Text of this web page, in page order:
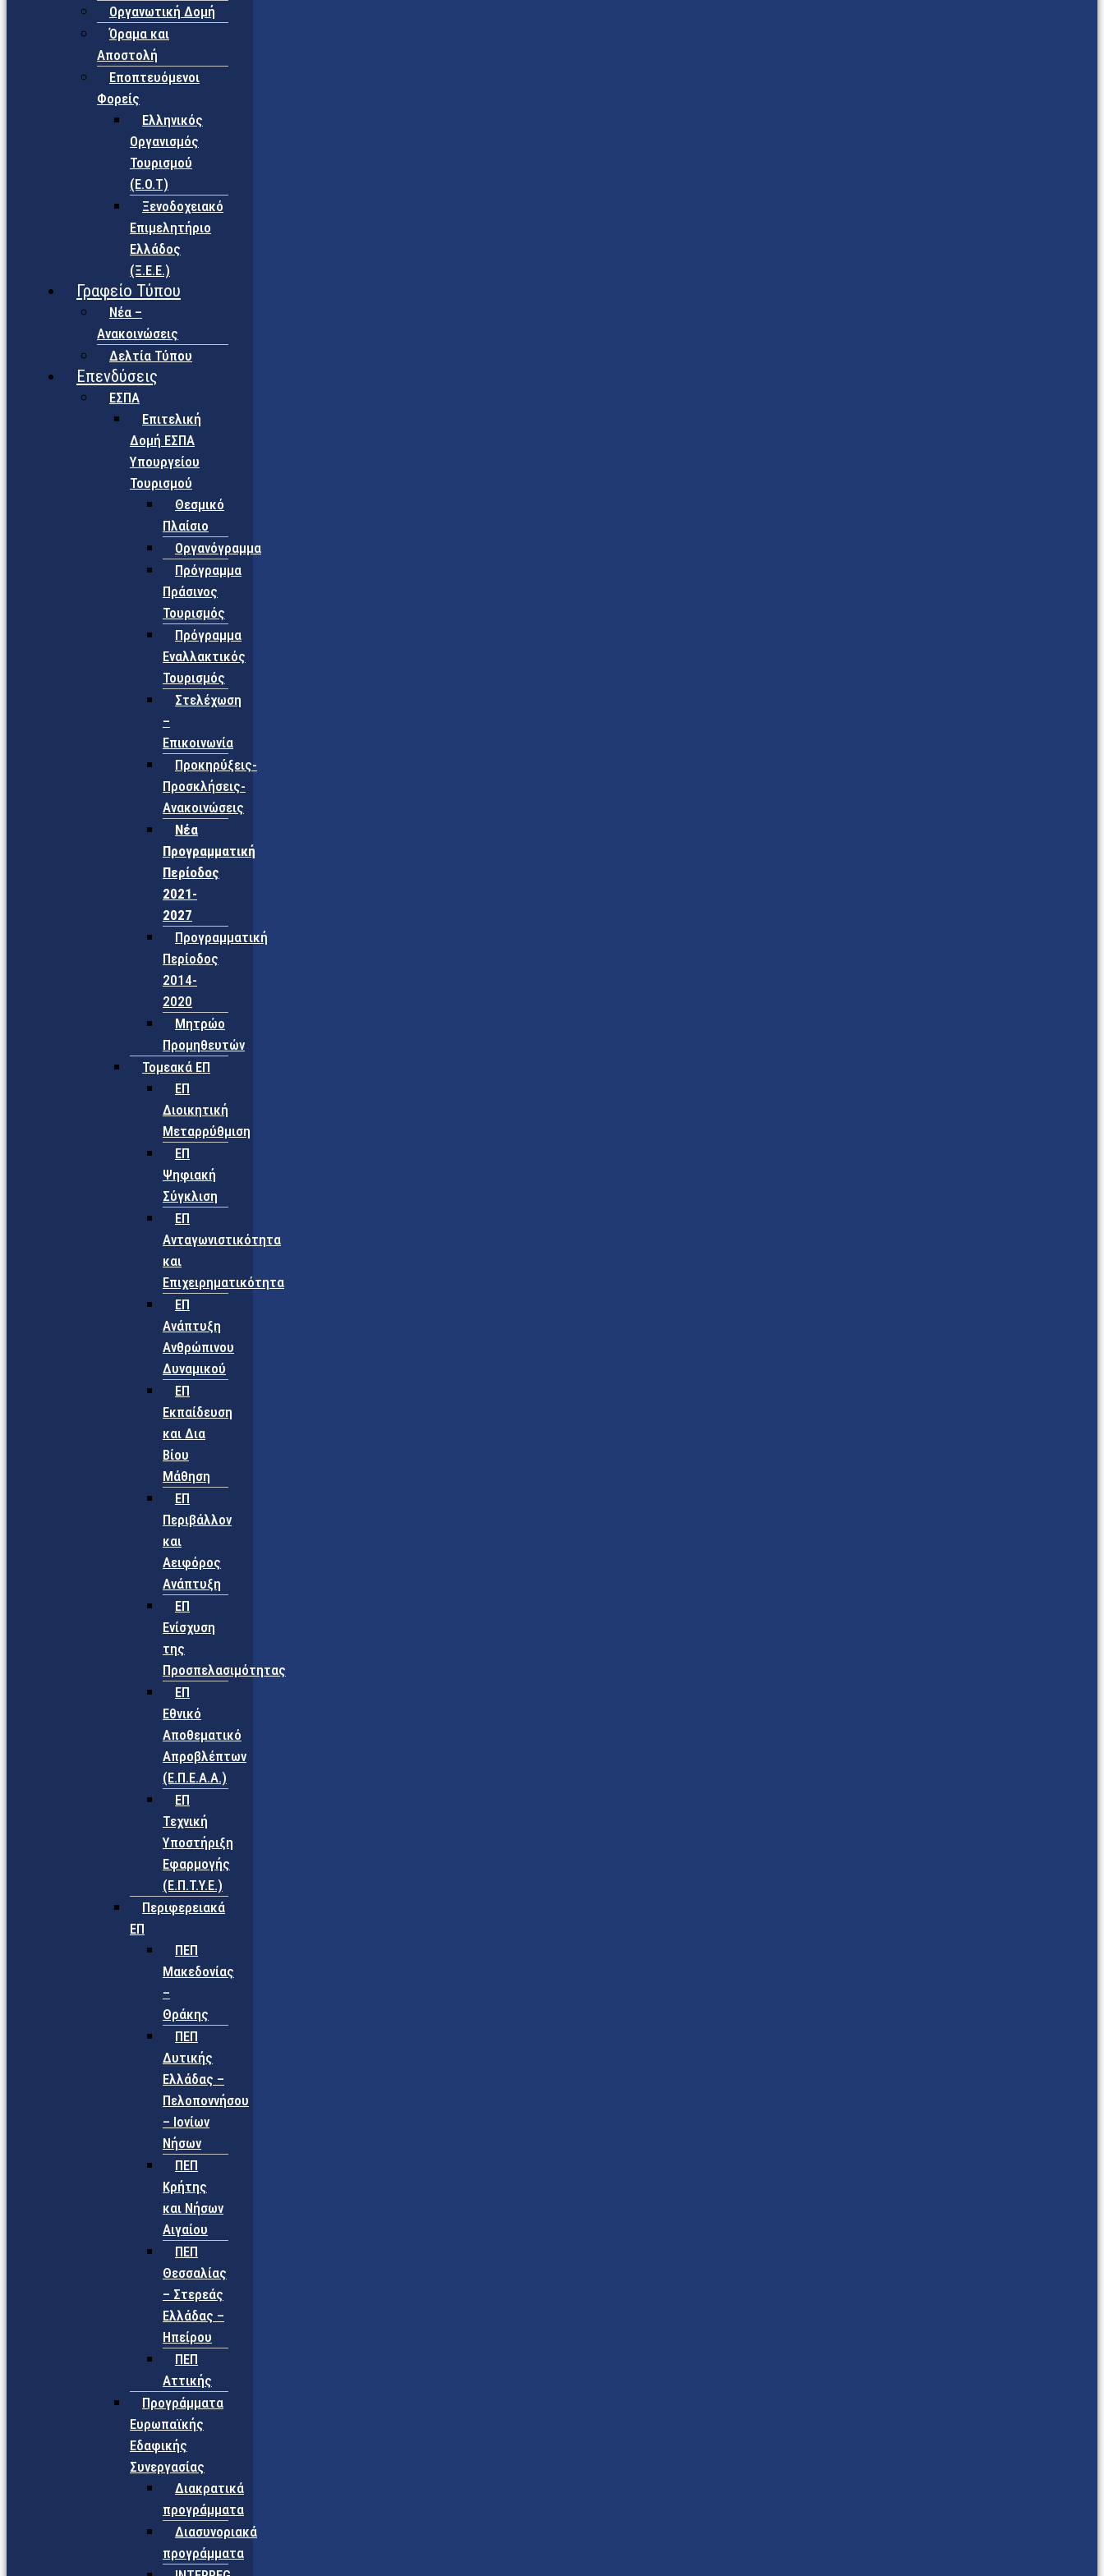
Οργανωτική Δομή
Όραμα και
Αποστολή
Εποπτευόμενοι
Φορείς
Eλληνικός
Οργανισμός
Τουρισμού
(Ε.Ο.Τ)
Ξενοδοχειακό
Επιμελητήριο
Ελλάδος
(Ξ.Ε.Ε.)
Γραφείο Τύπου
Νέα –
Ανακοινώσεις
Δελτία Τύπου
Επενδύσεις
ΕΣΠΑ
Επιτελική
Δομή ΕΣΠΑ
Υπουργείου
Τουρισμού
Θεσμικό
Πλαίσιο
Οργανόγραμμα
Πρόγραμμα
Πράσινος
Τουρισμός
Πρόγραμμα
Εναλλακτικός
Τουρισμός
Στελέχωση
–
Επικοινωνία
Προκηρύξεις-
Προσκλήσεις-
Ανακοινώσεις
Νέα
Προγραμματική
Περίοδος
2021-
2027
Προγραμματική
Περίοδος
2014-
2020
Μητρώο
Προμηθευτών
Τομεακά ΕΠ
ΕΠ
Διοικητική
Μεταρρύθμιση
ΕΠ
Ψηφιακή
Σύγκλιση
ΕΠ
Ανταγωνιστικότητα
και
Επιχειρηματικότητα
ΕΠ
Ανάπτυξη
Ανθρώπινου
Δυναμικού
ΕΠ
Εκπαίδευση
και Δια
Βίου
Μάθηση
ΕΠ
Περιβάλλον
και
Αειφόρος
Ανάπτυξη
ΕΠ
Ενίσχυση
της
Προσπελασιμότητας
ΕΠ
Εθνικό
Αποθεματικό
Απροβλέπτων
(Ε.Π.Ε.Α.Α.)
ΕΠ
Τεχνική
Υποστήριξη
Εφαρμογής
(Ε.Π.Τ.Υ.Ε.)
Περιφερειακά
ΕΠ
ΠΕΠ
Μακεδονίας
–
Θράκης
ΠΕΠ
Δυτικής
Ελλάδας –
Πελοποννήσου
– Ιονίων
Νήσων
ΠΕΠ
Κρήτης
και Νήσων
Αιγαίου
ΠΕΠ
Θεσσαλίας
– Στερεάς
Ελλάδας –
Ηπείρου
ΠΕΠ
Αττικής
Προγράμματα
Ευρωπαϊκής
Εδαφικής
Συνεργασίας
Διακρατικά
προγράμματα
Διασυνοριακά
προγράμματα